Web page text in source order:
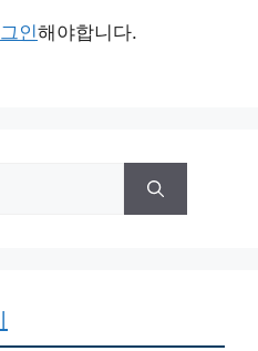
인해야합니다.